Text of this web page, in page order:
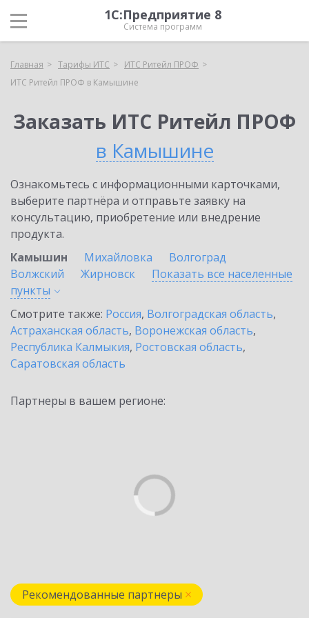
1С:Предприятие 8
Система программ
Главная Тарифы ИТС
ИТС Ритейл ПРОФ
ИТС Ритейл ПРОФ в Камышине
Заказать ИТС Ритейл ПРОФ
в Камышине
Ознакомьтесь с информационными карточками,
выберите партнёра и отправьте заявку на
консультацию, приобретение или внедрение
продукта.
Камышин
Михайловка
Волгоград
Волжский
Жирновск
Показать все населенные
пункты
Смотрите также: Россия, Волгоградская область,
Астраханская область, Воронежская область,
Республика Калмыкия, Ростовская область,
Саратовская область
Партнеры в вашем регионе:
Рекомендованные партнеры